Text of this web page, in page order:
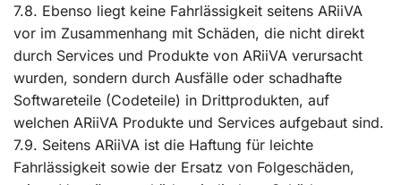
7.8. Ebenso liegt keine Fahrlässigkeit seitens ARiiVA
vor im Zusammenhang mit Schäden, die nicht direkt
durch Services und Produkte von ARiiVA verursacht
wurden, sondern durch Ausfälle oder schadhafte
Softwareteile (Codeteile) in Drittprodukten, auf
welchen ARiiVA Produkte und Services aufgebaut sind.
7.9. Seitens ARiiVA ist die Haftung für leichte
Fahrlässigkeit sowie der Ersatz von Folgeschäden,